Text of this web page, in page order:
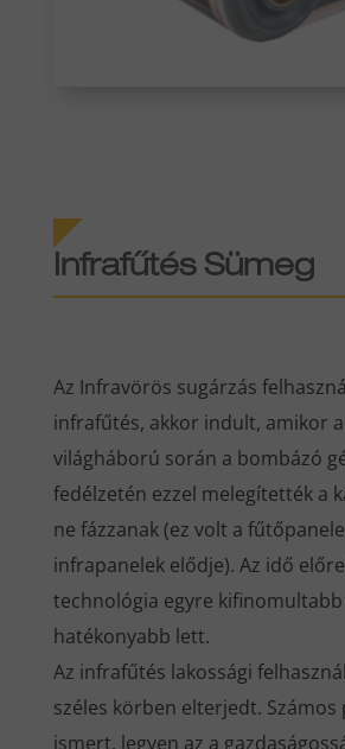
Infrafűtés Sümeg
Az Infravörös sugárzás
infrafűtés, akkor indult, amikor
világháború során a bombázó
fedélzetén ezzel melegítették a
ne fázzanak (ez volt a
infrapanelek elődje). Az idő
technológia egyre kifinomultabb
hatékonyabb lett.
Az infrafűtés lakossági
széles körben elterjedt. Számos
ismert, legyen az a